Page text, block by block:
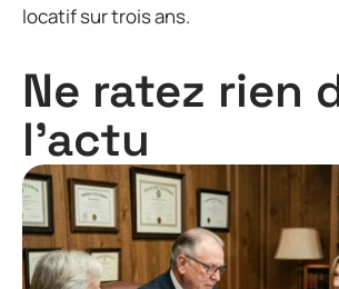
locatif sur trois ans.
Ne ratez rien
l'actu